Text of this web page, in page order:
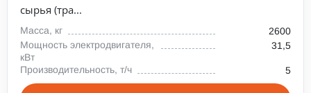
сырья (тра...
Масса, кг
2600
Мощность электродвигателя,
кВт
31,5
Производительность, т/ч 5